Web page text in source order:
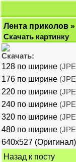
Лента приколов »
Скачать картинку
Скачать:
128 по ширине
176 по ширине
220 по ширине
240 по ширине
320 по ширине
480 по ширине
640x527 (Оригинал)
Назад к посту